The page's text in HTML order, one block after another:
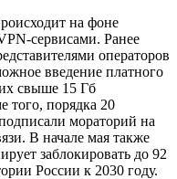
на фоне
сервисами. Ранее
операторов
введение платного
свыше 15 Гб
того, порядка 20
мораторий на
В начале мая также
заблокировать до 92
России к 2030 году.